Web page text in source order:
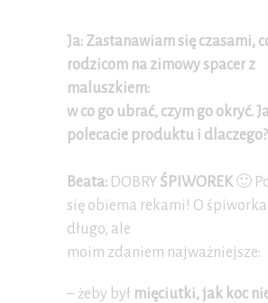
Ja: Zastanawiam się czasami,
rodzicom na zimowy spacer z
maluszkiem:
w co go ubrać, czym go okryć.
polecacie produktu i dlaczego?
Beata: DOBRY ŚPIWOREK🙂
się obiema rekami! O
długo, ale
moim zdaniem najważniejsze:
– żeby był mięciutki, jak koc